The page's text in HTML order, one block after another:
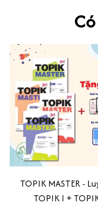
TOPIK MASTER -
TOPIK I +